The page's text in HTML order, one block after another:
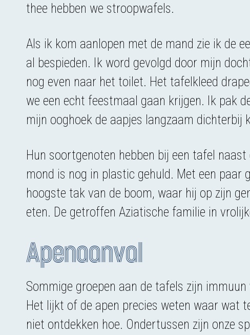
thee hebben we stroopwafels.
Als ik kom aanlopen met de mand zie ik de
al bespieden. Ik word gevolgd door mijn
nog even naar het toilet. Het tafelkleed
we een echt feestmaal gaan krijgen. Ik pak
mijn ooghoek de aapjes langzaam dichterbij
Hun soortgenoten hebben bij een tafel
mond is nog in plastic gehuld. Met een paar
hoogste tak van de boom, waar hij op zijn
eten. De getroffen Aziatische familie in
Apenaanval
Sommige groepen aan de tafels zijn
Het lijkt of de apen precies weten waar wat
niet ontdekken hoe. Ondertussen zijn onze